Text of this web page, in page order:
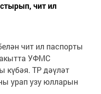
чит ил
чит ил паспорты
УФМС
күбәя. ТР дәүләт
урап узу юлларын